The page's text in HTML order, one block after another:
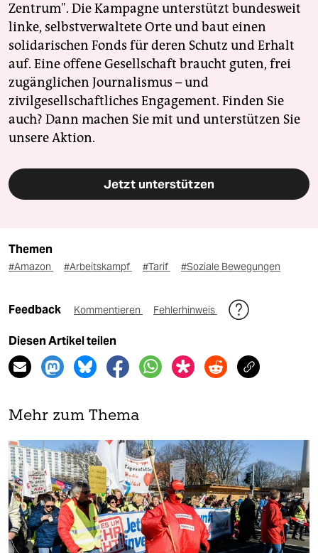
Zentrum". Die Kampagne unterstützt bundesweit
linke, selbstverwaltete Orte und baut einen
solidarischen Fonds für deren Schutz und Erhalt
auf. Eine offene Gesellschaft braucht guten, frei
zugänglichen Journalismus – und
zivilgesellschaftliches Engagement. Finden Sie
auch? Dann machen Sie mit und unterstützen Sie
unsere Aktion.
Jetzt unterstützen
Themen
#Amazon #Arbeitskampf #Tarif #Soziale Bewegungen
Feedback Kommentieren Fehlerhinweis
Diesen Artikel teilen
Mehr zum Thema